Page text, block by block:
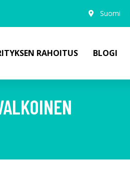
Suomi
RAHOITUS BLOGI